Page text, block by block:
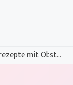
mit Obst...